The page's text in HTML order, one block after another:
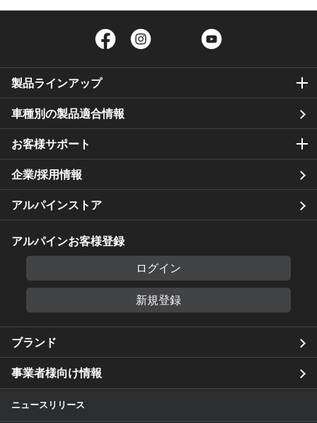
Facebook Twitter
製品ラインアップ
車種別の製品適合情報
お客様サポート
企業/採用情報
アルパインストア
アルパインお客様登録
ログイン
新規登録
ブランド
事業者様向け情報
ニュースリリース